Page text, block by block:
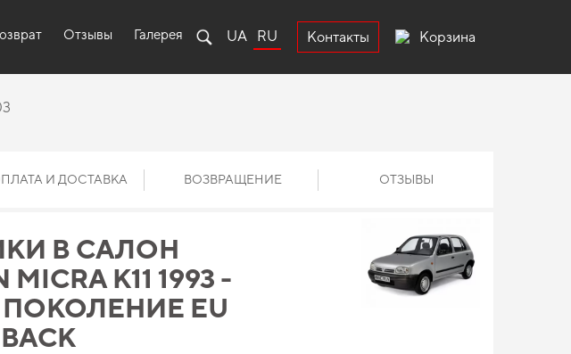
Отзывы Галерея UA RU Контакты Корзина
И ДОСТАВКА ВОЗВРАЩЕНИЕ ОТЗЫВЫ
В САЛОН
MICRA K11 1993 -
ПОКОЛЕНИЕ EU